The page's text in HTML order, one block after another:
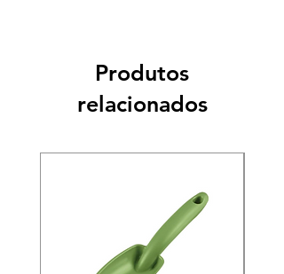
Produtos
relacionados